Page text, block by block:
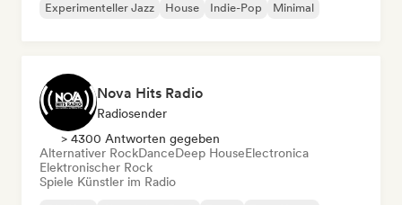
Experimenteller Jazz
House Indie-Pop Minimal
Nova Hits Radio
Radiosender
> 4300 Antworten gegeben
Alternativer RockDanceDeep HouseElectronica
Elektronischer Rock
Spiele Künstler im Radio